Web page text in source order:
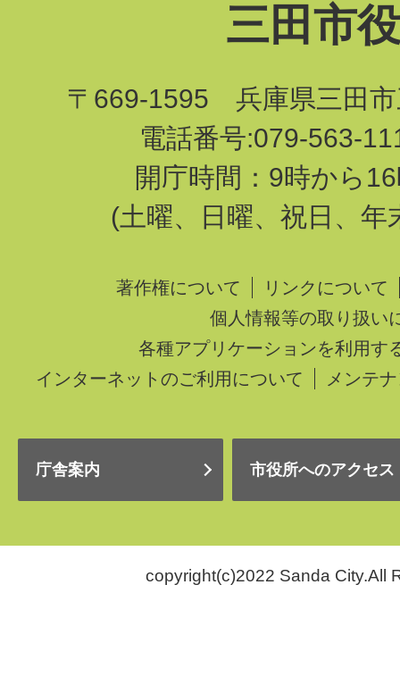
三田市
〒669-1595 兵庫県三田市
電話番号:079-563-
開庁時間：9時から
(土曜、日曜、祝日、年
著作権について
リンクについて
個人情報等の取り扱い
各種アプリケーションを利用す
インターネットのご利用について
メンテ
庁舎案内 市役所へのアクセス
copyright(c)2022 Sanda City.All